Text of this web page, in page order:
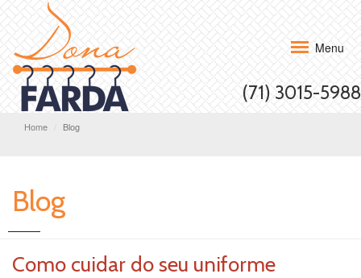
Menu
(71) 3015-5988
Home Blog
Blog
Como cuidar do seu uniforme